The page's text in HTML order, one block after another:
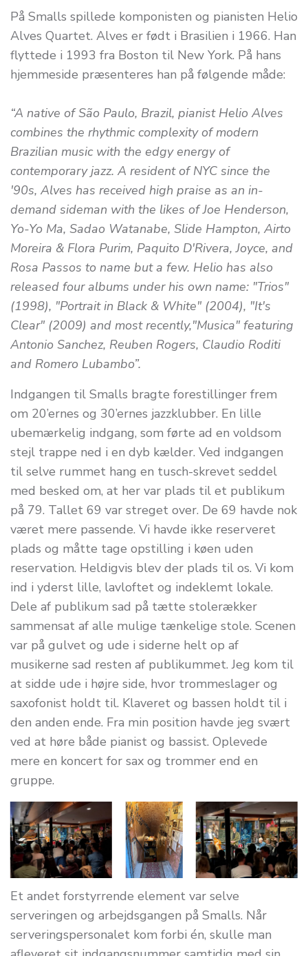
På Smalls spillede komponisten og pianisten Helio
Alves Quartet. Alves er født i Brasilien i 1966. Han
flyttede i 1993 fra Boston til New York. På hans
hjemmeside præsenteres han på følgende måde:
“A native of São Paulo, Brazil, pianist Helio Alves
combines the rhythmic complexity of modern
Brazilian music with the edgy energy of
contemporary jazz. A resident of NYC since the
'90s, Alves has received high praise as an in-
demand sideman with the likes of Joe Henderson,
Yo-Yo Ma, Sadao Watanabe, Slide Hampton, Airto
Moreira & Flora Purim, Paquito D'Rivera, Joyce, and
Rosa Passos to name but a few. Helio has also
released four albums under his own name: "Trios"
(1998), "Portrait in Black & White" (2004), "It's
Clear" (2009) and most recently,"Musica" featuring
Antonio Sanchez, Reuben Rogers, Claudio Roditi
and Romero Lubambo”.
Indgangen til Smalls bragte forestillinger frem
om 20’ernes og 30’ernes jazzklubber. En lille
ubemærkelig indgang, som førte ad en voldsom
stejl trappe ned i en dyb kælder. Ved indgangen
til selve rummet hang en tusch-skrevet seddel
med besked om, at her var plads til et publikum
på 79. Tallet 69 var streget over. De 69 havde nok
været mere passende. Vi havde ikke reserveret
plads og måtte tage opstilling i køen uden
reservation. Heldigvis blev der plads til os. Vi kom
ind i yderst lille, lavloftet og indeklemt lokale.
Dele af publikum sad på tætte stolerækker
sammensat af alle mulige tænkelige stole. Scenen
var på gulvet og ude i siderne helt op af
musikerne sad resten af publikummet. Jeg kom til
at sidde ude i højre side, hvor trommeslager og
saxofonist holdt til. Klaveret og bassen holdt til i
den anden ende. Fra min position havde jeg svært
ved at høre både pianist og bassist. Oplevede
mere en koncert for sax og trommer end en
gruppe.
Et andet forstyrrende element var selve
serveringen og arbejdsgangen på Smalls. Når
serveringspersonalet kom forbi én, skulle man